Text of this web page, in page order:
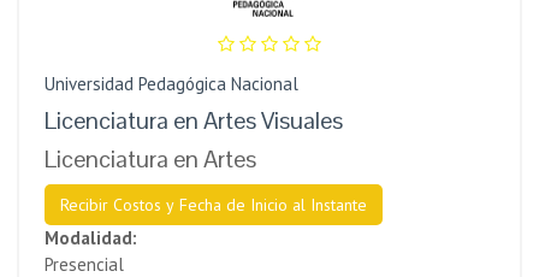
Universidad Pedagógica Nacional
Licenciatura en Artes Visuales
Licenciatura en Artes
Recibir Costos y Fecha de Inicio al Instante
Modalidad:
Presencial